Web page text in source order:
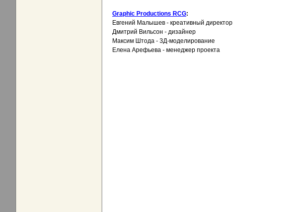
Graphic Productions RCG:
Евгений Малышев - креативный директор
Дмитрий Вильсон - дизайнер
Максим Штода - 3Д-моделирование
Елена Арефьева - менеджер проекта